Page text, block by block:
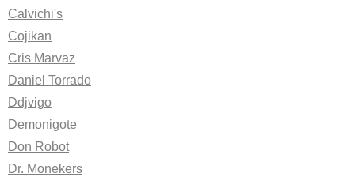
Calvichi's
Cojikan
Cris Marvaz
Daniel Torrado
Ddjvigo
Demonigote
Don Robot
Dr. Monekers